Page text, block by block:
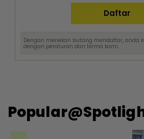
Dengan menekan butang mendaftar, anda
dengan peraturan dan terma kami.